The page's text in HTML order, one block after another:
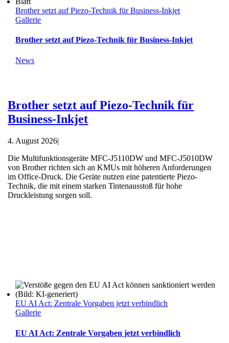
Brother setzt auf Piezo-Technik für Business-Inkjet
Gallerie
Brother setzt auf Piezo-Technik für Business-Inkjet
News
Brother setzt auf Piezo-Technik für
Business-Inkjet
4. August 2026|
Die Multifunktionsgeräte MFC-J5110DW und MFC-J5010DW
von Brother richten sich an KMUs mit höheren Anforderungen
im Office-Druck. Die Geräte nutzen eine patentierte Piezo-
Technik, die mit einem starken Tintenausstoß für hohe
Druckleistung sorgen soll.
EU AI Act: Zentrale Vorgaben jetzt verbindlich
Gallerie
EU AI Act: Zentrale Vorgaben jetzt verbindlich